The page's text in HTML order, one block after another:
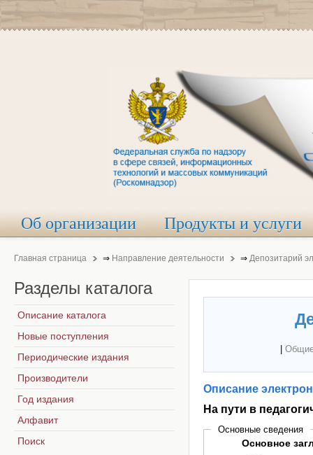
Об организации Продукты и услуги
Главная страница ⇒ Направление деятельности ⇒ Депозитарий
Описание
На пути в
Основные сведения
Основное
Разделы каталога
Описание каталога
Новые поступления
Периодические издания
Производители
Год издания
Алфавит
Поиск